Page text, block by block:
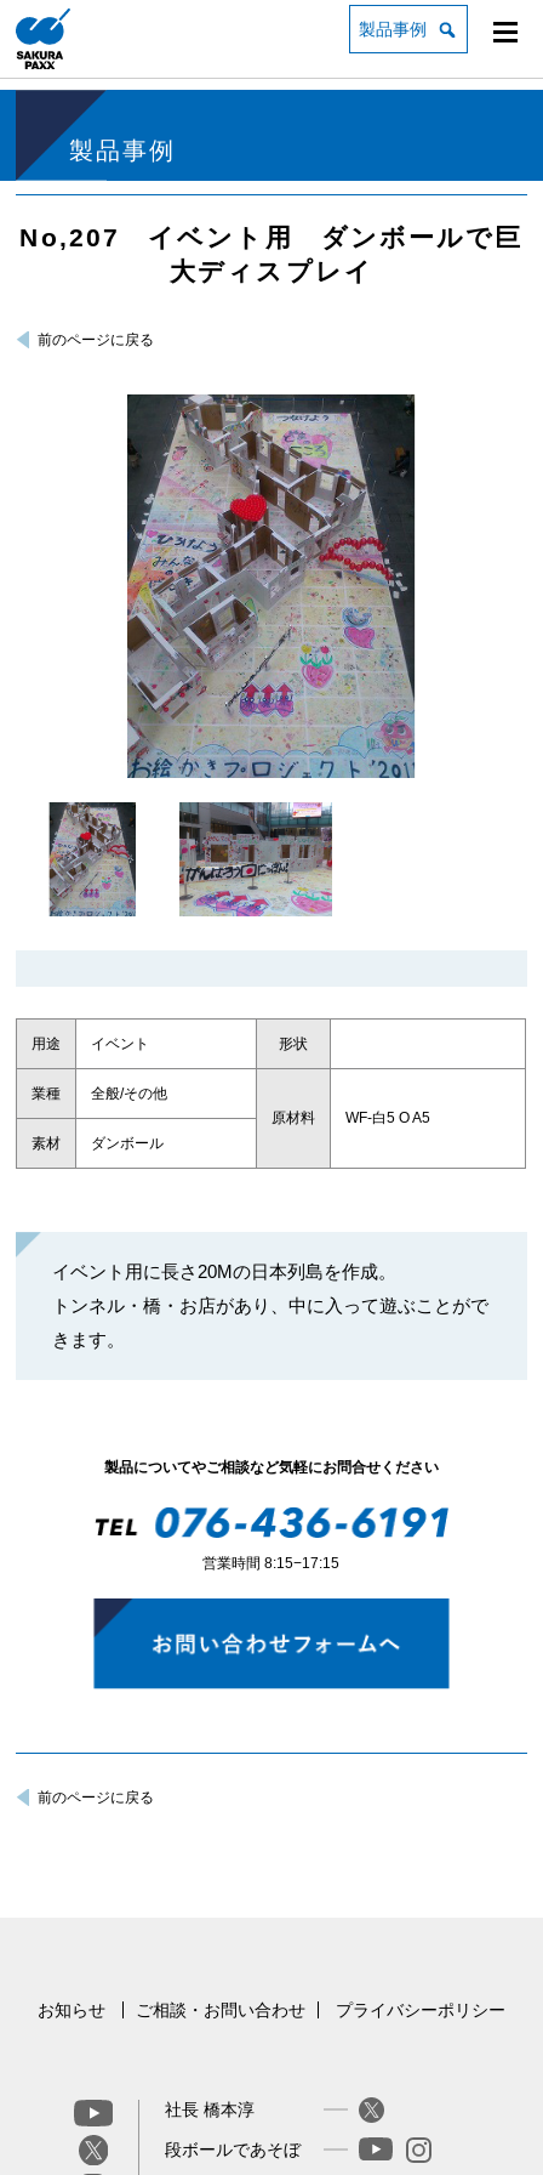
製品事例
製品事例
No,207 イベント用 ダンボールで巨
大ディスプレイ
前のページに戻る
用途 イベント 形状
業種
全般/その他
原材料
WF-白5 O A5
素材
ダンボール
イベント用に長さ20Mの日本列島を作成。
トンネル・橋・お店があり、中に入って遊ぶことがで
きます。
製品についてやご相談など気軽にお問合せください
営業時間 8:15−17:15
前のページに戻る
お知らせ ご相談・お問い合わせ プライバシーポリシー
社長 橋本淳
段ボールであそぼ